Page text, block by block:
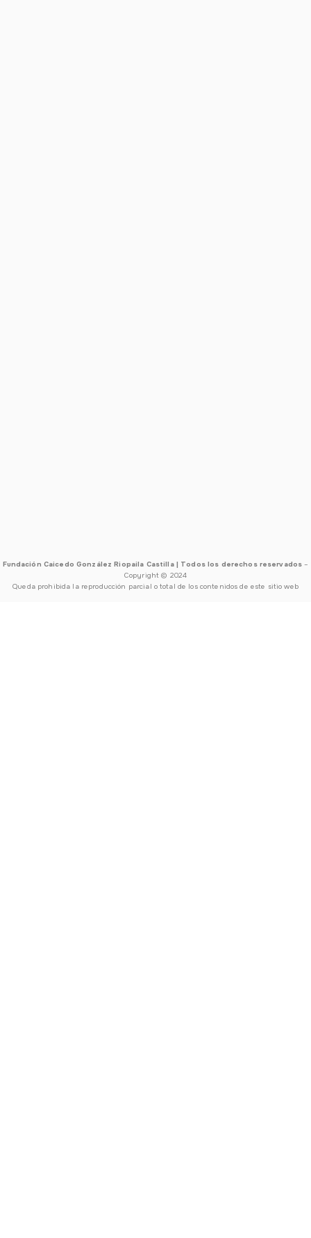
Fundación Caicedo González Riopaila Castilla | Todos los derechos reservados –
Copyright © 2024
Queda prohibida la reproducción parcial o total de los contenidos de este sitio web